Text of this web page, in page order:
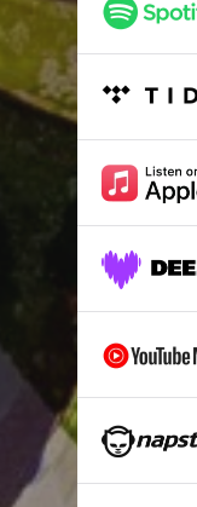
TDMM
Pudełka
Pokój tobie
Wiosna
Slowmo
Pogrzeb
HHHEADZ
Paragony